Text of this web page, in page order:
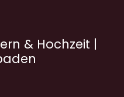
& Hochzeit |